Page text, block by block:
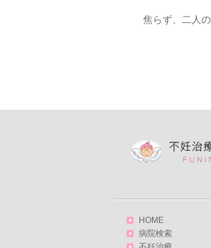
焦らず、二人
HOME
病院検索